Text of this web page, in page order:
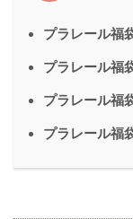
プラレール福
プラレール福
プラレール福
プラレール福